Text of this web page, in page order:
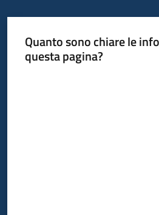
Quanto sono chiare le
questa pagina?